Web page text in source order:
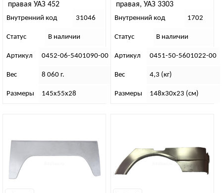
правая УАЗ 452
Внутренний код 31046
Статус В наличии
Артикул 0452-06-5401090-00
Вес 8 060 г.
Размеры 145х55х28
правая, УАЗ 3303
Внутренний код 1702
Статус В наличии
Артикул 0451-50-5601022-00
Вес 4,3 (кг)
Размеры 148х30х23 (см)